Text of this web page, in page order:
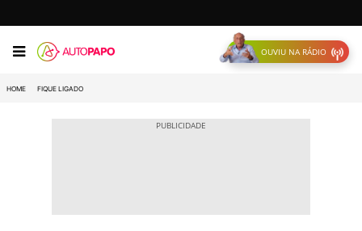
OUVIU NA RÁDIO
HOME FIQUE LIGADO